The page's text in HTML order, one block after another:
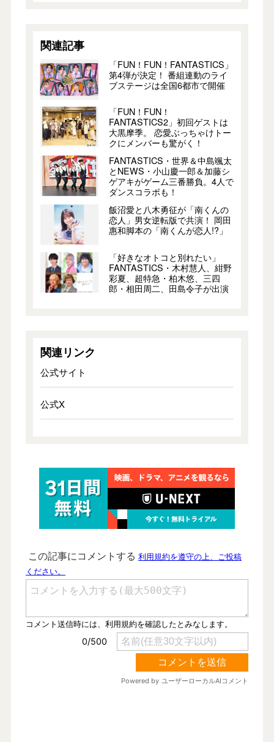
関連記事
「FUN！FUN！FANTASTICS」
第4弾が決定！ 番組連動のライ
ブステージは全国6都市で開催
「FUN！FUN！
FANTASTICS2」初回ゲストは
大黒摩季。 恋愛ぶっちゃけトー
クにメンバーも驚がく！
FANTASTICS・世界＆中島颯太
とNEWS・小山慶一郎＆加藤シ
ゲアキがゲーム三番勝負。4人で
ダンスコラボも！
飯沼愛と八木勇征が「南くんの
恋人」男女逆転版で共演！ 岡田
惠和脚本の「南くんが恋人!?」
「好きなオトコと別れたい」
FANTASTICS・木村慧人、紺野
彩夏、超特急・柏木悠、三四
郎・相田周二、田島令子が出演
関連リンク
公式サイト
公式X